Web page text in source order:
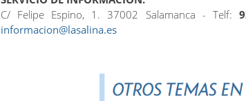
C/ Felipe Espino, 1. 37002 Salamanca - Telf:
informacion@lasalina.es